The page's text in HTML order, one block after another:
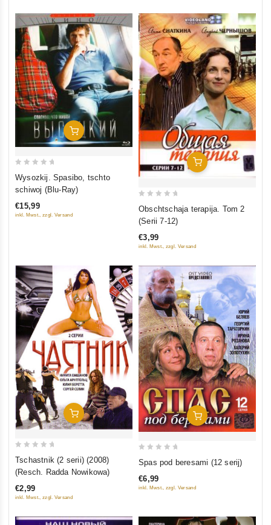
In Den Warenkorb
out
5
Wysozkij. Spasibo, tschto
schiwoj (Blu-Ray)
€15,99
inkl. Mwst., zzgl. Versand
In Den Warenkorb
5
Obschtschaja terapija. Tom 2
(Serii 7-12)
€3,99
inkl. Mwst., zzgl. Versand
In Den Warenkorb
5
Tschastnik (2 serii) (2008)
(Resch. Radda Nowikowa)
€2,99
inkl. Mwst., zzgl. Versand
In Den Warenkorb
out
of
Spas pod beresami (12 serij)
€6,99
inkl. Mwst., zzgl. Versand